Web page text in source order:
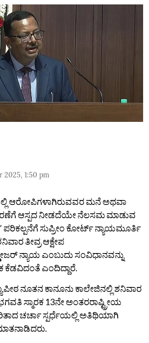
2025, 1:50 pm
ಆರೋಪಿಗಳಾಗಿರುವವರ ಮನೆ ಅಥವಾ
ಆಸ್ಪದ ನೀಡದೆಯೇ ನೆಲಸಮ ಮಾಡುವ
ಪರಿಕಲ್ಪನೆಗೆ ಸುಪ್ರೀಂ ಕೋರ್ಟ್‌ ನ್ಯಾಯಮೂರ್ತಿ
ತೀವ್ರ ಆಕ್ಷೇಪ
ನ್ಯಾಯ ಎಂಬುದು ಸಂವಿಧಾನವನ್ನು
ಎಂದಿದ್ದಾರೆ.
ನೂತನ ಕಾನೂನು ಕಾಲೇಜಿನಲ್ಲಿ ಶನಿವಾರ
ಸ್ಮಾರಕ 13ನೇ ಅಂತರರಾಷ್ಟ್ರೀಯ
ಚರ್ಚಾ ಸ್ಪರ್ಧೆಯಲ್ಲಿ ಅತಿಥಿಯಾಗಿ